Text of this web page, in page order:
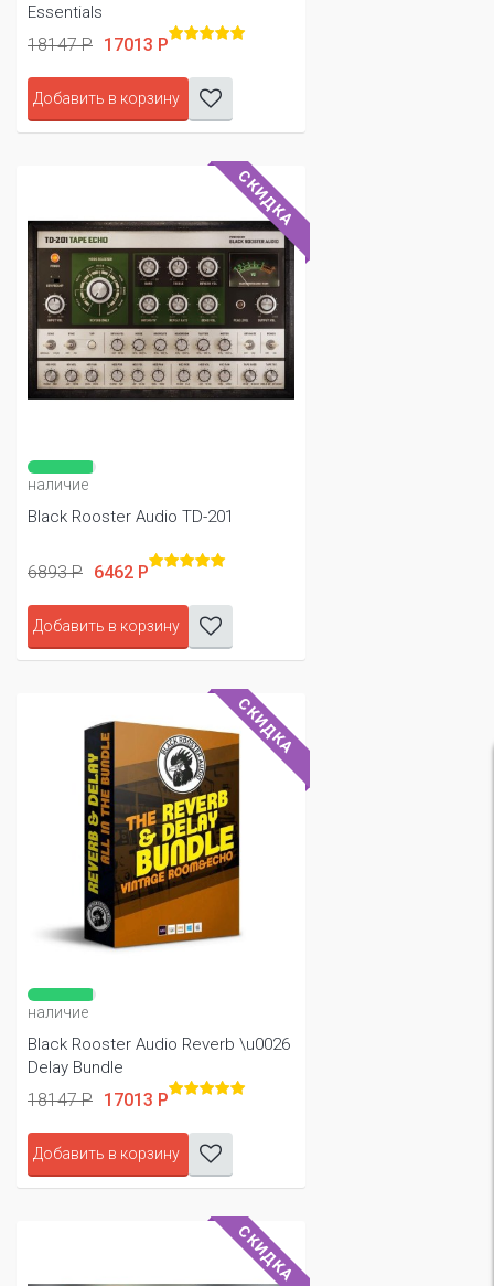
Essentials
18147 Р 17013 Р
Добавить в корзину
СКИДКА
наличие
Black Rooster Audio TD-201
6893 Р 6462 Р
Добавить в корзину
СКИДКА
наличие
Black Rooster Audio Reverb \u0026
Delay Bundle
18147 Р 17013 Р
Добавить в корзину
СКИДКА